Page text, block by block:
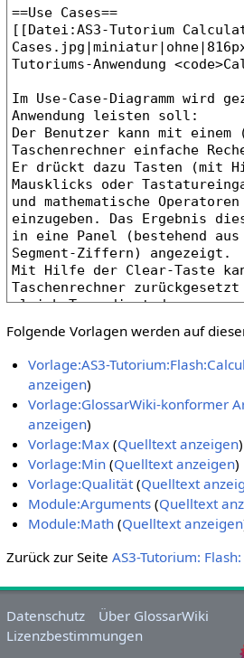
Folgende Vorlagen werden auf
Vorlage:AS3-
anzeigen)
Vorlage:GlossarWiki-konformer
anzeigen)
Vorlage:Max (Quelltext anzeigen)
Vorlage:Min (Quelltext anzeigen)
Vorlage:Qualität(Quelltext
Module:Arguments (Quelltext
Module:Math (Quelltext anzeigen
Zurück zur Seite AS3-Tutorium:
Datenschutz
Über GlossarWiki
Lizenzbestimmungen